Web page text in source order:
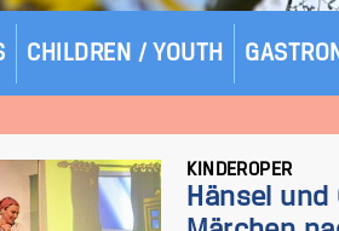
CHILDREN / YOUTH
KINDEROPER
Hänsel